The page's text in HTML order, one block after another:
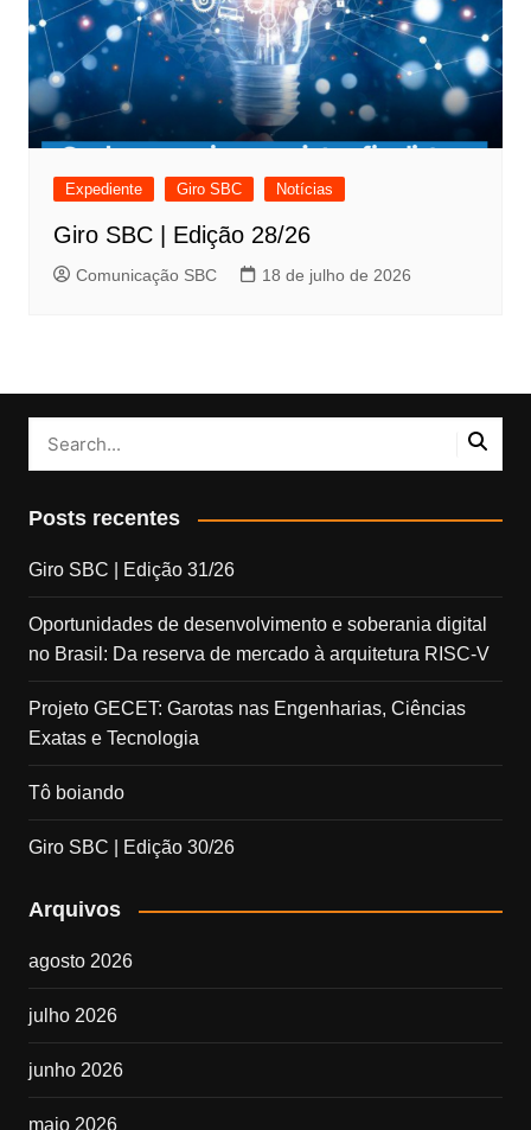
Expediente Giro SBC Notícias
Giro SBC | Edição 28/26
Comunicação SBC 18 de julho de 2026
Posts recentes
Giro SBC | Edição 31/26
Oportunidades de desenvolvimento e soberania digital
no Brasil: Da reserva de mercado à arquitetura RISC-V
Projeto GECET: Garotas nas Engenharias, Ciências
Exatas e Tecnologia
Tô boiando
Giro SBC | Edição 30/26
Arquivos
agosto 2026
julho 2026
junho 2026
maio 2026